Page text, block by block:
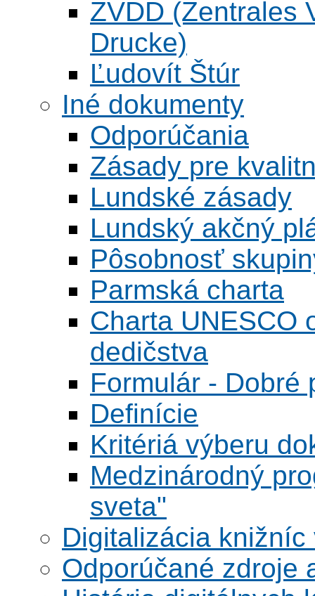
ZVDD (Zentrales
Drucke)
Ľudovít Štúr
Iné dokumenty
Odporúčania
Zásady pre
Lundské zásady
Lundský akčný
Pôsobnosť
Parmská charta
Charta UNESCO
dedičstva
Formulár - Dobré
Definície
Kritériá výberu
Medzinárodný
sveta"
Digitalizácia knižníc
Odporúčané zdroje